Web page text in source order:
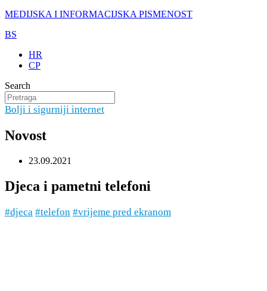
MEDIJSKA I INFORMACIJSKA PISMENOST
BS
HR
CP
Search
Bolji i sigurniji internet
Novost
23.09.2021
Djeca i pametni telefoni
#djeca #telefon #vrijeme pred ekranom